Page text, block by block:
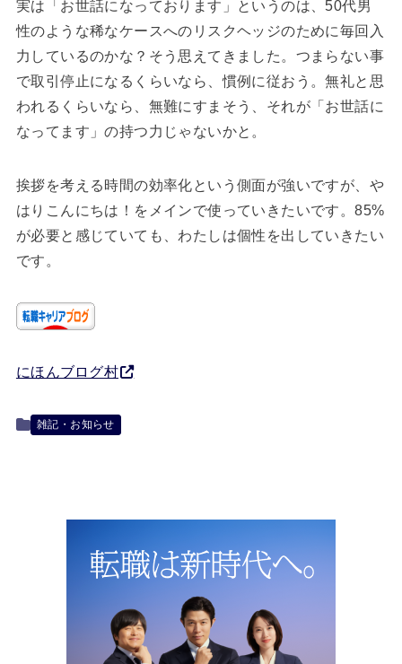
実は「お世話になっております」というのは、50代男
性のような稀なケースへのリスクヘッジのために毎回入
力しているのかな？そう思えてきました。つまらない事
で取引停止になるくらいなら、慣例に従おう。無礼と思
われるくらいなら、無難にすまそう、それが「お世話に
なってます」の持つ力じゃないかと。
挨拶を考える時間の効率化という側面が強いですが、や
はりこんにちは！をメインで使っていきたいです。85%
が必要と感じていても、わたしは個性を出していきたい
です。
にほんブログ村
雑記・お知らせ